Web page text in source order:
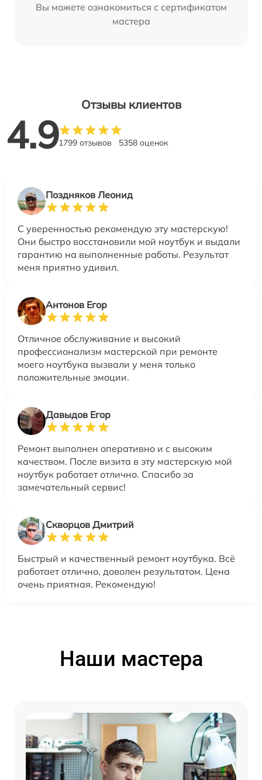
Вы можете ознакомиться с сертификатом
мастера
Отзывы клиентов
4.91799 отзывов 5358 оценок
Поздняков Леонид
С уверенностью рекомендую эту мастерскую!
Они быстро восстановили мой ноутбук и выдали
гарантию на выполненные работы. Результат
меня приятно удивил.
Антонов Егор
Отличное обслуживание и высокий
профессионализм мастерской при ремонте
моего ноутбука вызвали у меня только
положительные эмоции.
Давыдов Егор
Ремонт выполнен оперативно и с высоким
качеством. После визита в эту мастерскую мой
ноутбук работает отлично. Спасибо за
замечательный сервис!
Скворцов Дмитрий
Быстрый и качественный ремонт ноутбука. Всё
работает отлично, доволен результатом. Цена
очень приятная. Рекомендую!
Наши мастера